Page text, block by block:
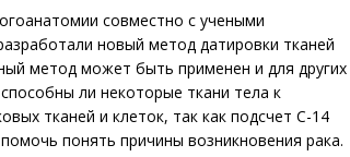
совместно с учеными
новый метод датировки тканей
метод может быть применен и для других
ли некоторые ткани тела к
тканей и клеток, так как подсчет С-14
понять причины возникновения рака.